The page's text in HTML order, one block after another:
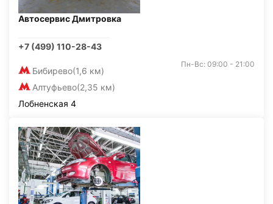
Автосервис Дмитровка
+7 (499) 110-28-43
Бибирево(1,6 км)
Алтуфьево(2,35 км)
Пн-Вс: 09:00 - 21:00
Лобненская 4